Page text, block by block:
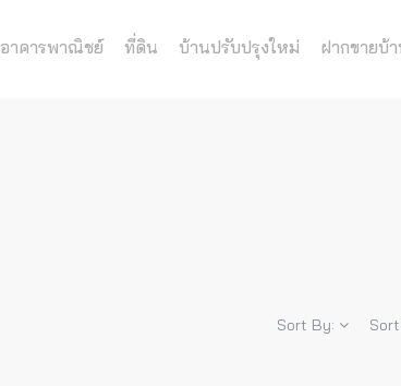
อาคารพาณิชย์ ที่ดิน บ้านปรับปรุงใหม่ ฝากขายบ้
Sort By: